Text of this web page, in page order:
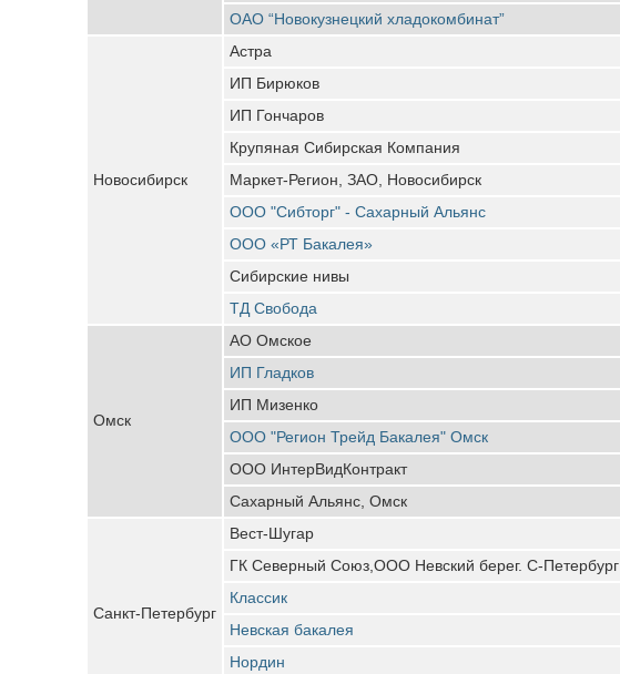
ОАО “Новокузнецкий хладокомбинат”
Новосибирск
Астра
ИП Бирюков
ИП Гончаров
Крупяная Сибирская Компания
Маркет-Регион, ЗАО, Новосибирск
ООО "Сибторг" - Сахарный Альянс
ООО «РТ Бакалея»
Сибирские нивы
ТД Свобода
Омск
АО Омское
ИП Гладков
ИП Мизенко
ООО "Регион Трейд Бакалея" Омск
ООО ИнтерВидКонтракт
Сахарный Альянс, Омск
Санкт-Петербург
Вест-Шугар
ГК Северный Союз,ООО Невский берег. С-Петербург
Классик
Невская бакалея
Нордин